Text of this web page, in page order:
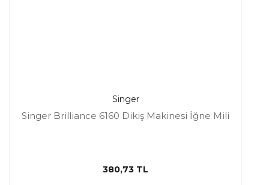
Singer
Singer Brilliance 6160 Dikiş Makinesi İğne Mili
380,73 TL